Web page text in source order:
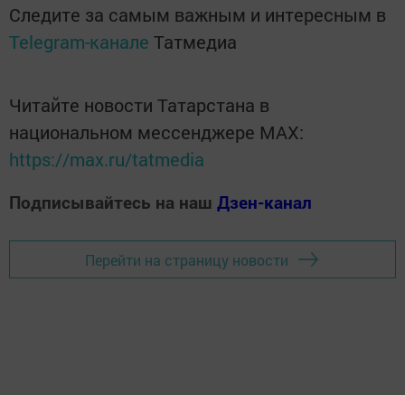
Следите за самым важным и интересным в
Telegram-канале Татмедиа
Читайте новости Татарстана в
национальном мессенджере MАХ:
https://max.ru/tatmedia
Подписывайтесь на наш Дзен-канал
Перейти на страницу новости